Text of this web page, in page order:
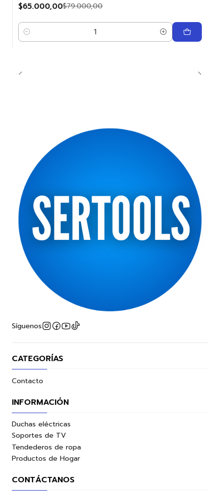
$65.000,00$79.000,00
Cantidad
Síguenos
CATEGORÍAS
Contacto
INFORMACIÓN
Duchas eléctricas
Soportes de TV
Tendederos de ropa
Productos de Hogar
CONTÁCTANOS